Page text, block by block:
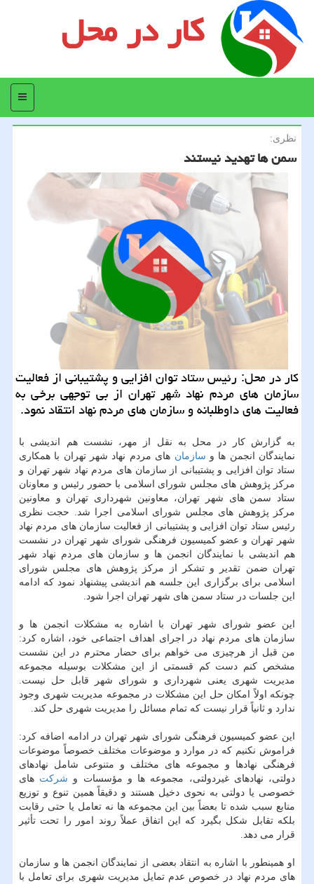
کار در محل
منو
نظری:
سمن ها تهدید نیستند
كار در محل: رئیس ستاد توان افزایی و پشتیبانی از فعالیت
سازمان های مردم نهاد شهر تهران از بی توجهی برخی به
فعالیت های داوطلبانه و سازمان های مردم نهاد انتقاد نمود.
به گزارش كار در محل به نقل از مهر، نشست هم اندیشی با
نمایندگان انجمن ها و سازمان های مردم نهاد شهر تهران با همكاری
ستاد توان افزایی و پشتیبانی از سازمان های مردم نهاد شهر تهران و
مركز پژوهش های مجلس شورای اسلامی با حضور رئیس و معاونان
ستاد سمن های شهر تهران، معاونین شهرداری تهران و معاونین
مركز پژوهش های مجلس شورای اسلامی اجرا شد. حجت نظری
رئیس ستاد توان افزایی و پشتیبانی از فعالیت سازمان های مردم نهاد
شهر تهران و عضو كمیسیون فرهنگی شورای شهر تهران در نشست
هم اندیشی با نمایندگان انجمن ها و سازمان های مردم نهاد شهر
تهران ضمن تقدیر و تشكر از مركز پژوهش های مجلس شورای
اسلامی برای برگزاری این جلسه هم اندیشی پیشنهاد نمود كه ادامه
این جلسات در ستاد سمن های شهر تهران اجرا شود.
این عضو شورای شهر تهران با اشاره به مشكلات انجمن ها و
سازمان های مردم نهاد در اجرای اهداف اجتماعی خود، اشاره كرد:
من قبل از هرچیزی می خواهم برای حضار محترم در این نشست
مشخص كنم دست كم قسمتی از این مشكلات بوسیله مجموعه
مدیریت شهری یعنی شهرداری و شورای شهر قابل حل نیست.
چونكه اولاً امكان حل این مشكلات در مجموعه مدیریت شهری وجود
ندارد و ثانیاً قرار نیست كه تمام مسائل را مدیریت شهری حل كند.
این عضو كمیسیون فرهنگی شورای شهر تهران در ادامه اضافه كرد:
فراموش نكنیم كه در موارد و موضوعات مختلف خصوصاً موضوعات
فرهنگی نهادها و مجموعه های مختلف و متنوعی شامل نهادهای
دولتی، نهادهای غیردولتی، مجموعه ها و مؤسسات و شركت های
خصوصی یا دولتی به نحوی دخیل هستند و دقیقاً همین تنوع و توزیع
منابع سبب شده تا بعضاً بین این مجموعه ها نه تعامل یا حتی رقابت
بلكه تقابل شكل بگیرد كه این اتفاق عملاً روند امور را تحت تأثیر
قرار می دهد.
او همینطور با اشاره به انتقاد بعضی از نمایندگان انجمن ها و سازمان
های مردم نهاد در خصوص عدم تمایل مدیریت شهری برای تعامل با